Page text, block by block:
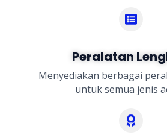
Peralatan
Menyediakan berbagai
untuk semua jenis